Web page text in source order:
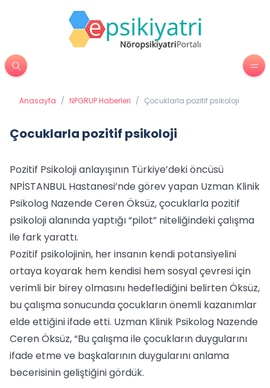
Anasayfa / NPGRUP Haberleri / Çocuklarla pozitif psikoloji
Çocuklarla pozitif psikoloji
Pozitif Psikoloji anlayışının Türkiye’deki öncüsü
NPİSTANBUL Hastanesi’nde görev yapan Uzman Klinik
Psikolog Nazende Ceren Öksüz, çocuklarla pozitif
psikoloji alanında yaptığı “pilot” niteliğindeki çalışma
ile fark yarattı.
Pozitif psikolojinin, her insanın kendi potansiyelini
ortaya koyarak hem kendisi hem sosyal çevresi için
verimli bir birey olmasını hedeflediğini belirten Öksüz,
bu çalışma sonucunda çocukların önemli kazanımlar
elde ettiğini ifade etti. Uzman Klinik Psikolog Nazende
Ceren Öksüz, “Bu çalışma ile çocukların duygularını
ifade etme ve başkalarının duygularını anlama
becerisinin geliştiğini gördük.